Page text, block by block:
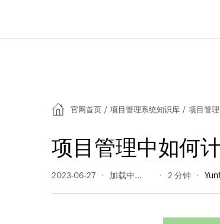
官网首页 / 项目管理系统知识库 / 项目管理
项目管理中如何
2023-06-27 1193 阅读量 2 分钟